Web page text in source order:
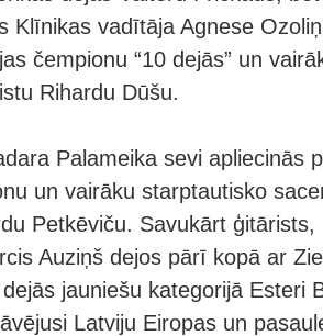
Klīnikas vadītāja Agnese
čempionu “10 dejās” un
Rihardu Dūšu.
Palameika sevi apliecinās
un vairāku starptautisko
Petkēviču. Savukārt ģitārists,
Auziņš dejos pārī kopā ar
jauniešu kategorijā Esteri
Latviju Eiropas un